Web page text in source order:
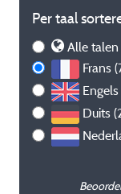
Per taal
Alle talen
Frans
Engels
Duits